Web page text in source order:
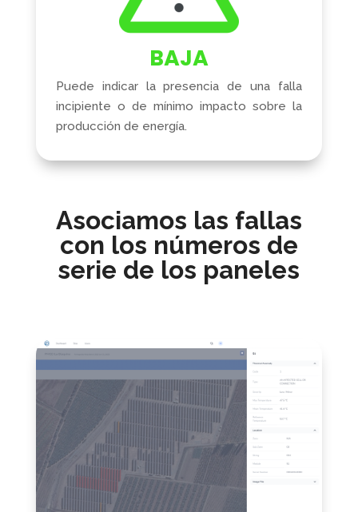
BAJA
Puede indicar la presencia de una falla
incipiente o de mínimo impacto sobre la
producción de energía.
Asociamos las fallas
con los números de
serie de los paneles